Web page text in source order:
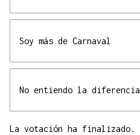
Soy más de Carnaval
No entiendo la diferencia
La votación ha finalizado.